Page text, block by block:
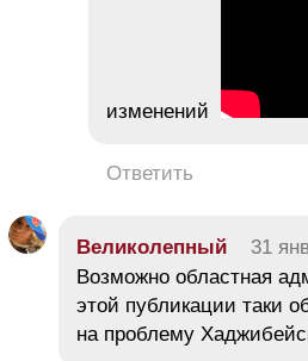
изменений
Ответить
Великолепный 31
Возможно областная
этой публикации таки
на проблему